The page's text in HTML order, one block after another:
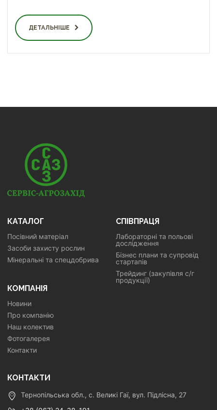
ДЕТАЛЬНІШЕ
КАТАЛОГ
Посівний матеріал
Засоби захисту рослин
Мінеральні та спецдобрива
СПІВПРАЦЯ
Лабораторні та польові
дослідження
Бізнес плани та супровід
стартапів
Трейдинг (закупівля с/г
продукції)
КОМПАНІЯ
Новини
Про компанію
Наш колектив
Фотогалерея
Контакти
КОНТАКТИ
Тернопільська обл., с. Великі Гаї, вул. Підлісна, 27